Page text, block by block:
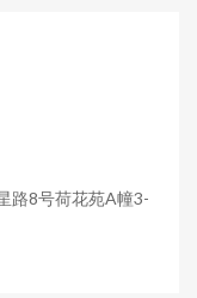
路8号荷花苑A幢3-